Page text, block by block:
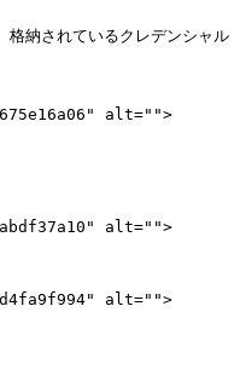
格納されているクレデンシャル
alt="">
alt="">
alt="">